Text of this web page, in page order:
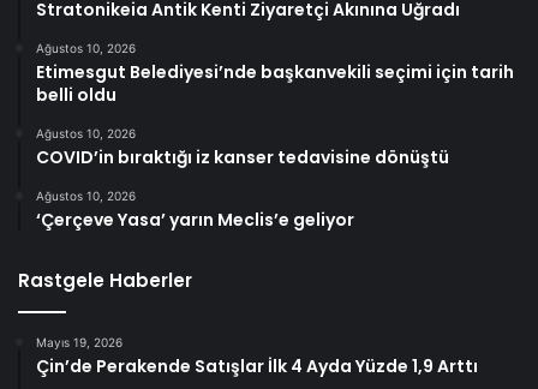
Stratonikeia Antik Kenti Ziyaretçi Akınına Uğradı
Ağustos 10, 2026
Etimesgut Belediyesi’nde başkanvekili seçimi için tarih
belli oldu
Ağustos 10, 2026
COVID’in bıraktığı iz kanser tedavisine dönüştü
Ağustos 10, 2026
‘Çerçeve Yasa’ yarın Meclis’e geliyor
Rastgele Haberler
Mayıs 19, 2026
Çin’de Perakende Satışlar İlk 4 Ayda Yüzde 1,9 Arttı